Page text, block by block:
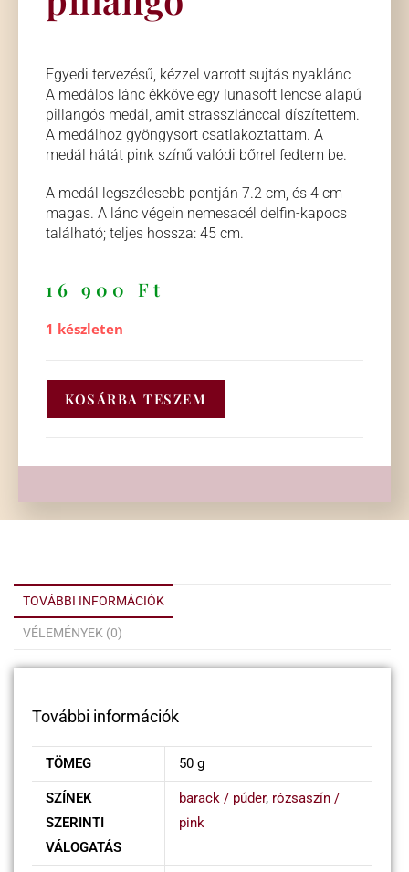
Egyedi tervezésű, kézzel varrott sujtás nyaklánc
A medálos lánc ékköve egy lunasoft lencse alapú
pillangós medál, amit strasszlánccal díszítettem.
A medálhoz gyöngysort csatlakoztattam. A
medál hátát pink színű valódi bőrrel fedtem be.
A medál legszélesebb pontján 7.2 cm, és 4 cm
magas. A lánc végein nemesacél delfin-kapocs
található; teljes hossza: 45 cm.
16 900 Ft
1 készleten
KOSÁRBA TESZEM
TOVÁBBI INFORMÁCIÓK
VÉLEMÉNYEK (0)
További információk
TÖMEG 50 g
SZÍNEK
SZERINTI
VÁLOGATÁS
barack / púder, rózsaszín /
pink